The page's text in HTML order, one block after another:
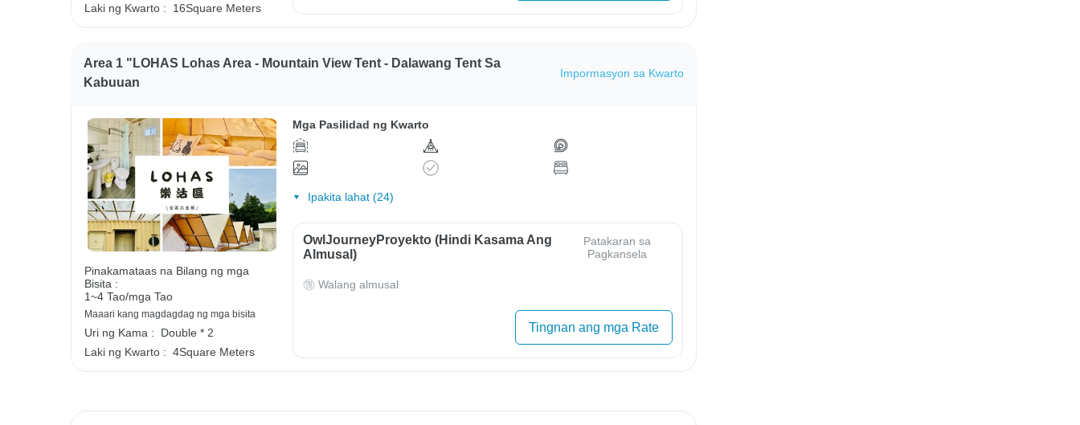
Laki ng Kwarto :
16Square Meters
Area 1 "LOHAS Lohas Area - Mountain View Tent - Dalawang Tent Sa
Kabuuan
Impormasyon sa Kwarto
Pinakamataas na Bilang ng mga
Bisita :
1~4 Tao/mga Tao
Maaari kang magdagdag ng mga bisita
Uri ng Kama :
Double * 2
Laki ng Kwarto : 4Square Meters
Mga Pasilidad ng Kwarto
Ipakita lahat (24)
OwlJourneyProyekto (Hindi Kasama Ang
Almusal)
Patakaran sa
Pagkansela
Walang almusal
Tingnan ang mga Rate